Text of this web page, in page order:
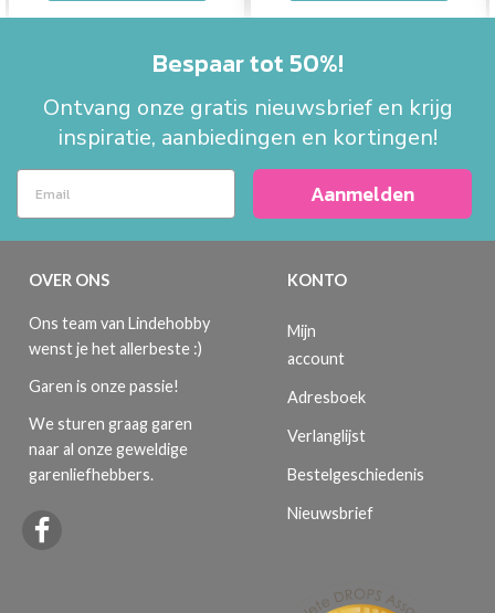
Bespaar tot 50%!
Ontvang onze gratis nieuwsbrief en krijg
inspiratie, aanbiedingen en kortingen!
Aanmelden
OVER ONS
Ons team van Lindehobby
wenst je het allerbeste :)
Garen is onze passie!
We sturen graag garen
naar al onze geweldige
garenliefhebbers.
KONTO
Mijn
account
Adresboek
Verlanglijst
Bestelgeschiedenis
Nieuwsbrief